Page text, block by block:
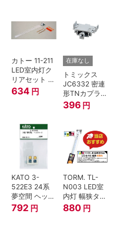
カトー 11-211
LED室内灯ク
リアセット N
ゲージ
634 円
在庫なし
トミックス
JC6332 密連
形TNカプラー
(SPグレー電
連付・211系)
396 円
KATO 3-
522E3 24系
夢空間 ヘッド
マーク 4種各1
792 円
TORM. TL-
N003 LED室
内灯 幅狭タイ
プ・電球色 1
本 鉄道模型
880 円